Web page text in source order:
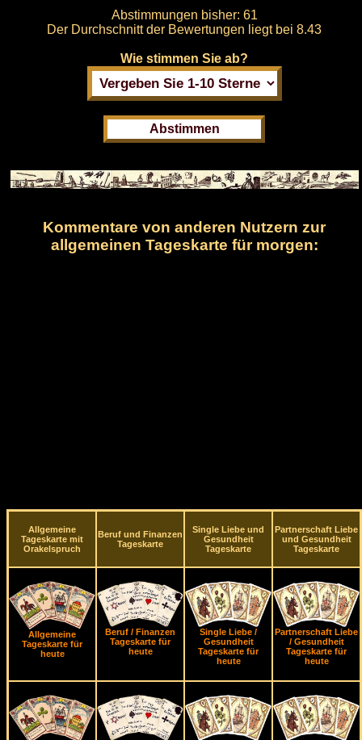
Abstimmungen bisher: 61
Der Durchschnitt der Bewertungen liegt bei 8.43
Wie stimmen Sie ab?
Kommentare von anderen Nutzern zur
allgemeinen Tageskarte für morgen:
Allgemeine
Tageskarte mit
Orakelspruch
Beruf und Finanzen
Tageskarte
Single Liebe und
Gesundheit
Tageskarte
Partnerschaft Liebe
und Gesundheit
Tageskarte
Allgemeine
Tageskarte für
heute
Beruf / Finanzen
Tageskarte für
heute
Single Liebe /
Gesundheit
Tageskarte für
heute
Partnerschaft Liebe
/ Gesundheit
Tageskarte für
heute